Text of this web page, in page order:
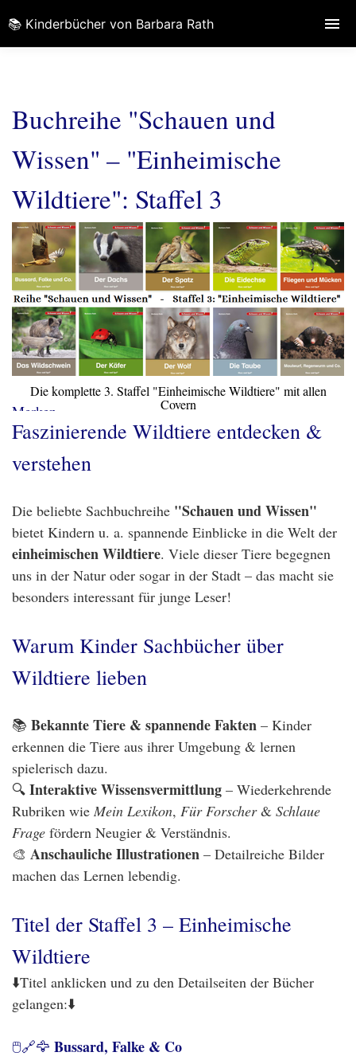
Buchreihe "Schauen und
Wissen" – "Einheimische
Wildtiere": Staffel 3
Die komplette 3. Staffel "Einheimische Wildtiere" mit allen
Covern
Merken
Faszinierende Wildtiere entdecken &
verstehen
Die beliebte Sachbuchreihe "Schauen und Wissen"
bietet Kindern u. a. spannende Einblicke in die Welt der
einheimischen Wildtiere. Viele dieser Tiere begegnen
uns in der Natur oder sogar in der Stadt – das macht sie
besonders interessant für junge Leser!
Warum Kinder Sachbücher über
Wildtiere lieben
📚 Bekannte Tiere & spannende Fakten – Kinder
erkennen die Tiere aus ihrer Umgebung & lernen
spielerisch dazu.
🔍 Interaktive Wissensvermittlung – Wiederkehrende
Rubriken wie Mein Lexikon, Für Forscher& Schlaue
Frage fördern Neugier & Verständnis.
🎨 Anschauliche Illustrationen – Detailreiche Bilder
machen das Lernen lebendig.
Titel der Staffel 3 – Einheimische
Wildtiere
⬇️Titel anklicken und zu den Detailseiten der Bücher
gelangen:⬇️
🖱️🔗🦅 Bussard, Falke & Co
📚 Kinderbücher von Barbara Rath